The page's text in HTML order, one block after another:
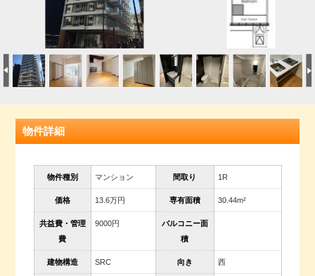
物件詳細
物件種別 マンション 間取り 1R
価格 13.6万円 専有面積 30.44m²
共益費・管理
費
9000円
バルコニー面
積
建物構造 SRC 向き 西